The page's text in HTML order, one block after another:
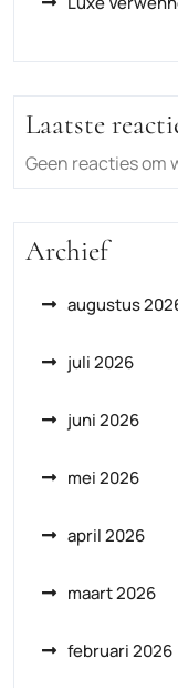
Laatste
Geen reacties om
Archief
augustus
juli 2026
juni 2026
mei 2026
april 2026
maart 2026
februari 2026